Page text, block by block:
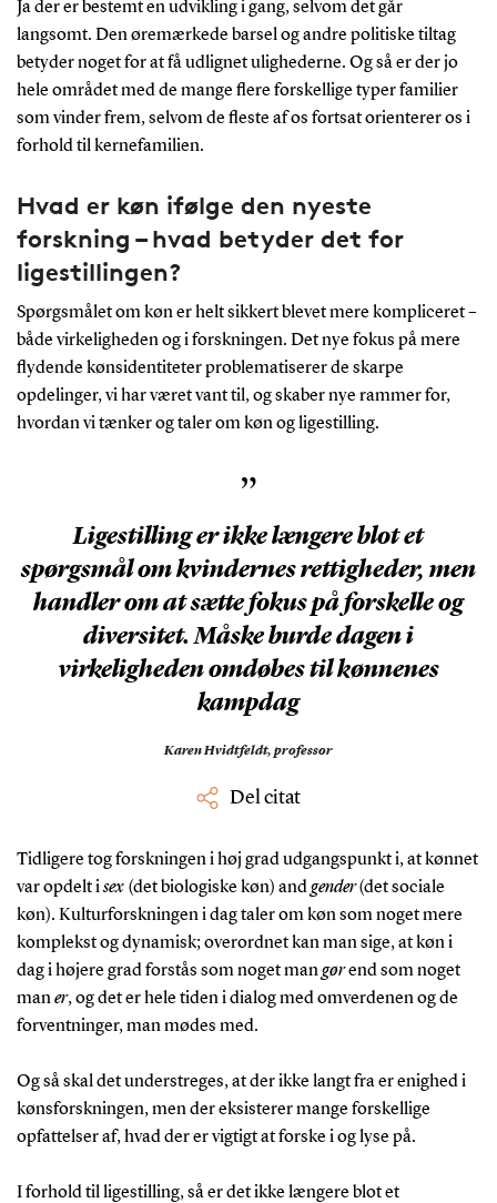
Ja der er bestemt en udvikling i gang, selvom det går
langsomt. Den øremærkede barsel og andre politiske tiltag
betyder noget for at få udlignet ulighederne. Og så er der jo
hele området med de mange flere forskellige typer familier
som vinder frem, selvom de fleste af os fortsat orienterer os i
forhold til kernefamilien.
Hvad er køn ifølge den nyeste
forskning – hvad betyder det for
ligestillingen?
Spørgsmålet om køn er helt sikkert blevet mere kompliceret –
både virkeligheden og i forskningen. Det nye fokus på mere
flydende kønsidentiteter problematiserer de skarpe
opdelinger, vi har været vant til, og skaber nye rammer for,
hvordan vi tænker og taler om køn og ligestilling.
”
Ligestilling er ikke længere blot et
spørgsmål om kvindernes rettigheder, men
handler om at sætte fokus på forskelle og
diversitet. Måske burde dagen i
virkeligheden omdøbes til kønnenes
kampdag
Karen Hvidtfeldt, professor
Del citat
Tidligere tog forskningen i høj grad udgangspunkt i, at kønnet
var opdelt isex(det biologiske køn) andgender(det sociale
køn). Kulturforskningen i dag taler om køn som noget mere
komplekst og dynamisk; overordnet kan man sige, at køn i
dag i højere grad forstås som noget mangørend som noget
maner, og det er hele tiden i dialog med omverdenen og de
forventninger, man mødes med.
Og så skal det understreges, at der ikke langt fra er enighed i
kønsforskningen, men der eksisterer mange forskellige
opfattelser af, hvad der er vigtigt at forske i og lyse på.
I forhold til ligestilling, så er det ikke længere blot et